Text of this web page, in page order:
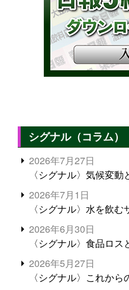
シグナル（コラム）
2026年7月27日
〈シグナル〉気候変
2026年7月1日
〈シグナル〉水を飲む
2026年6月30日
〈シグナル〉食品ロス
2026年5月27日
〈シグナル〉これか